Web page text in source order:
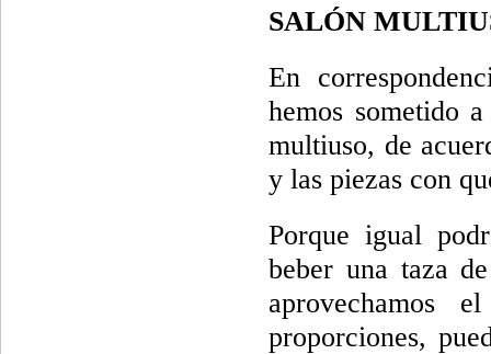
SALÓN
En
hemos sometido
multiuso, de
y las piezas con
Porque igual
beber una taza
aprovechamos
proporciones,